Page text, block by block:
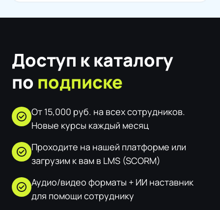
Доступ к каталогу
по подписке
check_circle От 15,000 руб. на всех сотрудников.
Новые курсы каждый месяц
check_circle Проходите на нашей платформе или
загрузим к вам в LMS (SCORM)
check_circle Аудио/видео форматы + ИИ наставник
для помощи сотруднику